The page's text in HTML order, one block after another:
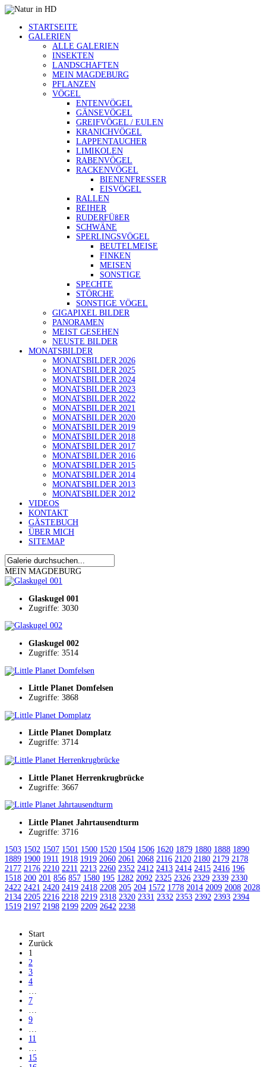
STARTSEITE
GALERIEN
ALLE GALERIEN
INSEKTEN
LANDSCHAFTEN
MEIN MAGDEBURG
PFLANZEN
VÖGEL
ENTENVÖGEL
GÄNSEVÖGEL
GREIFVÖGEL / EULEN
KRANICHVÖGEL
LAPPENTAUCHER
LIMIKOLEN
RABENVÖGEL
RACKENVÖGEL
BIENENFRESSER
EISVÖGEL
RALLEN
REIHER
RUDERFÜßER
SCHWÄNE
SPERLINGSVÖGEL
BEUTELMEISE
FINKEN
MEISEN
SONSTIGE
SPECHTE
STÖRCHE
SONSTIGE VÖGEL
GIGAPIXEL BILDER
PANORAMEN
MEIST GESEHEN
NEUSTE BILDER
MONATSBILDER
MONATSBILDER 2026
MONATSBILDER 2025
MONATSBILDER 2024
MONATSBILDER 2023
MONATSBILDER 2022
MONATSBILDER 2021
MONATSBILDER 2020
MONATSBILDER 2019
MONATSBILDER 2018
MONATSBILDER 2017
MONATSBILDER 2016
MONATSBILDER 2015
MONATSBILDER 2014
MONATSBILDER 2013
MONATSBILDER 2012
VIDEOS
KONTAKT
GÄSTEBUCH
ÜBER MICH
SITEMAP
MEIN MAGDEBURG
Glaskugel 001
Zugriffe: 3030
Glaskugel 002
Zugriffe: 3514
Little Planet Domfelsen
Zugriffe: 3868
Little Planet Domplatz
Zugriffe: 3714
Little Planet Herrenkrugbrücke
Zugriffe: 3667
Little Planet Jahrtausendturm
Zugriffe: 3716
1503 1502 1507 1501 1500 1520 1504 1506 1620 1879 1880 1888 1890
1889 1900 1911 1918 1919 2060 2061 2068 2116 2120 2180 2179 2178
2177 2176 2210 2211 2213 2260 2352 2412 2413 2414 2415 2416 196
1518 200 201 856 857 1580 195 1282 2092 2325 2326 2329 2339 2330
2422 2421 2420 2419 2418 2208 205 204 1572 1778 2014 2009 2008 2028
2134 2205 2216 2218 2219 2318 2320 2331 2332 2353 2392 2393 2394
1519 2197 2198 2199 2209 2642 2238
Start
Zurück
1
2
3
4
7
9
11
15